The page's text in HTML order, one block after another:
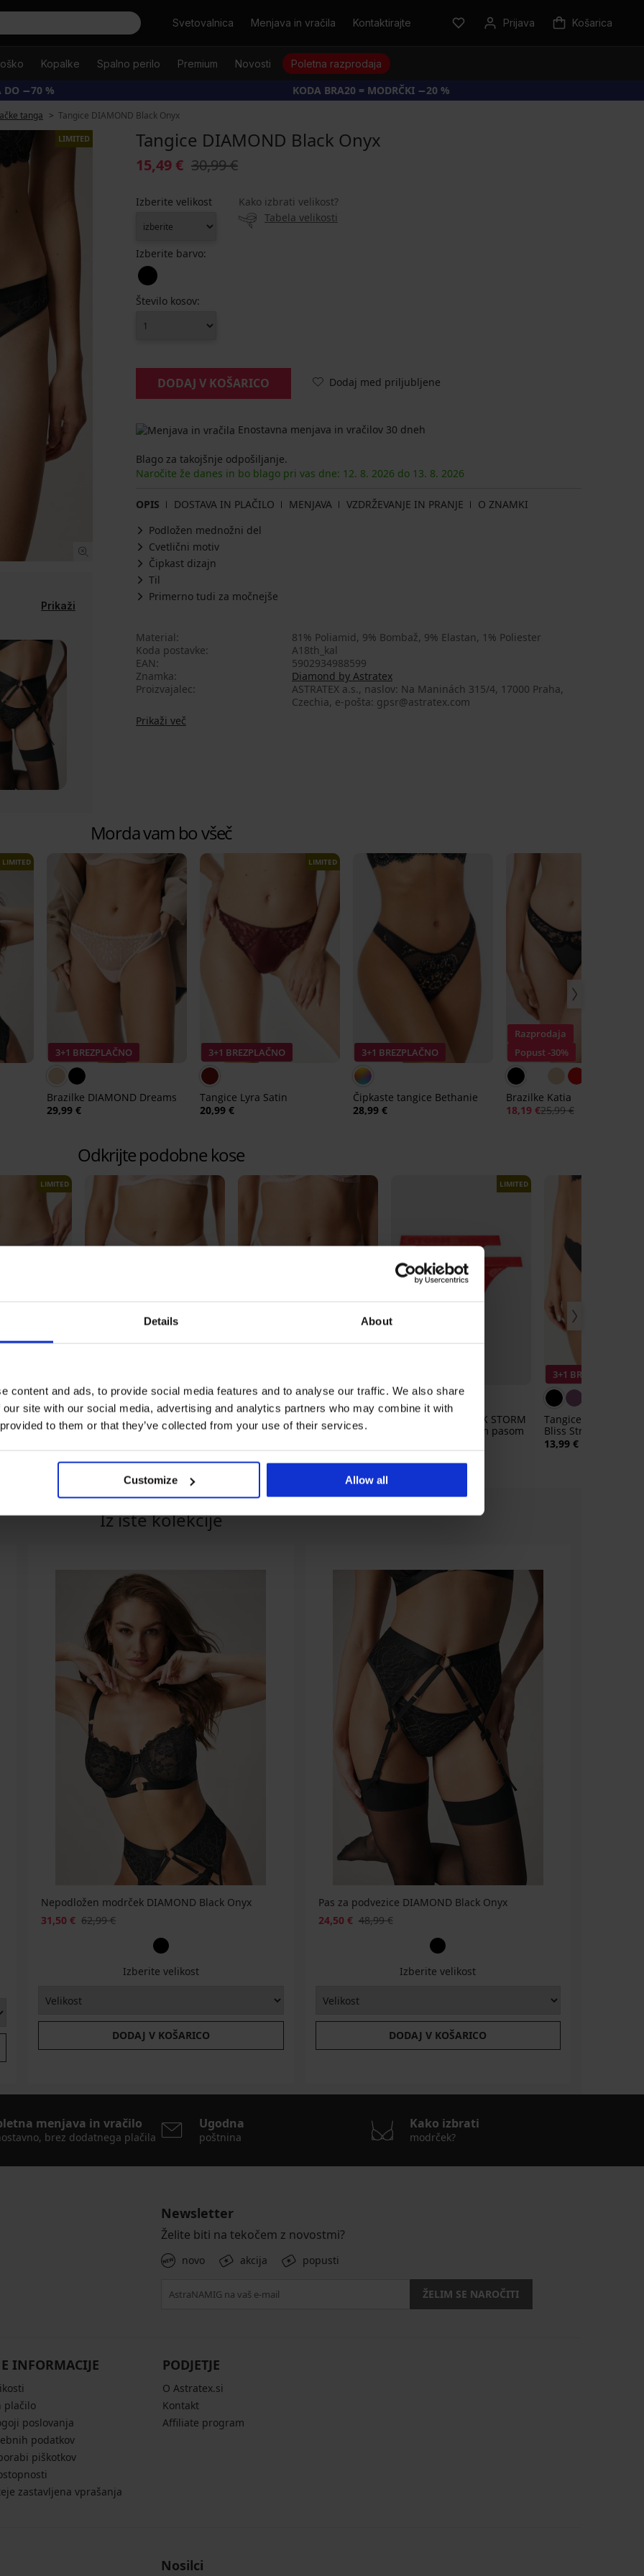
Details About
content and ads, to provide social media features and to analyse our traffic. We also share
site with our social media, advertising and analytics partners who may combine it with
to them or that they’ve collected from your use of their services.
Customize Allow all
Svetovalnica Menjava in vračila Kontaktirajte Prijava Košarica
Kopalke Spalno perilo Premium Novosti Poletna razprodaja
DO −70 % KODA BRA20 = MODRČKI −20 %
tanga Tangice DIAMOND Black Onyx
LIMITED
Prikaži
Tangice DIAMOND Black Onyx
15,49 € 30,99 €
Izberite velikost
Kako izbrati velikost?
Tabela velikosti
Izberite barvo:
Število kosov:
DODAJ V KOŠARICO Dodaj med priljubljene
Enostavna menjava in vračilov 30 dneh
Blago za takojšnje odpošiljanje.
Naročite že danes in bo blago pri vas dne: 12. 8. 2026 do 13. 8. 2026
OPIS DOSTAVA IN PLAČILO MENJAVA VZDRŽEVANJE IN PRANJE
O ZNAMKI
Podložen mednožni del
Cvetlični motiv
Čipkast dizajn
Til
Primerno tudi za močnejše
Material
81% Poliamid, 9% Bombaž, 9% Elastan, 1% Poliester
Koda postavke
A18th_kal
EAN
5902934988599
Znamka
Diamond by Astratex
Proizvajalec
ASTRATEX a.s., naslov: Na Maninách 315/4, 17000 Praha,
Czechia, e-pošta: gpsr@astratex.com
Prikaži več
Morda vam bo všeč
LIMITED
3+1 BREZPLAČNO
Brazilke DIAMOND Dreams
29,99 €
3+1 BREZPLAČNO
LIMITED
Tangice Lyra Satin
20,99 €
3+1 BREZPLAČNO
Čipkaste tangice Bethanie
28,99 €
Razprodaja
Popust -30%
Brazilke Katia
18,19 €25,99 €
Odkrijte podobne kose
LIMITED
Thong SL
Tangice Honey
12,59 € 20,99 €
Tangice Anemone
14,99 €
LIMITED
2PACK Tangice PINK STORM
Lovecode z zvišanim pasom
3+1 BREZPLAČNO
Tangice Sloggi
Bliss String
13,99 €
Iz iste kolekcije
Nepodložen modrček DIAMOND Black Onyx
31,50 € 62,99 €
Izberite velikost
DODAJ V KOŠARICO
Pas za podvezice DIAMOND Black Onyx
24,50 € 48,99 €
Izberite velikost
DODAJ V KOŠARICO
menjava in vračilo
brez dodatnega plačila
Ugodna
poštnina
Kako izbrati
modrček?
Newsletter
Želite biti na tekočem z novostmi?
novo akcija popusti
ŽELIM SE NAROČITI
INFORMACIJE
plačilo
poslovanja
podatkov
piškotkov
zastavljena vprašanja
PODJETJE
O Astratex.si
Kontakt
Affiliate program
Nosilci